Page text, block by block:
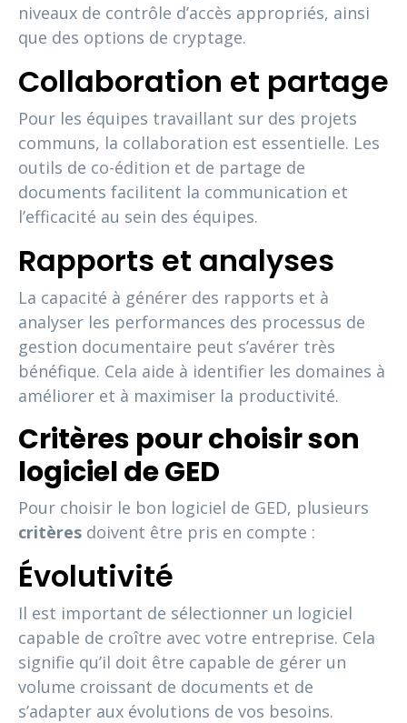
niveaux de contrôle d’accès appropriés, ainsi
que des options de cryptage.
Collaboration et partage
Pour les équipes travaillant sur des projets
communs, la collaboration est essentielle. Les
outils de co-édition et de partage de
documents facilitent la communication et
l’efficacité au sein des équipes.
Rapports et analyses
La capacité à générer des rapports et à
analyser les performances des processus de
gestion documentaire peut s’avérer très
bénéfique. Cela aide à identifier les domaines à
améliorer et à maximiser la productivité.
Critères pour choisir son
logiciel de GED
Pour choisir le bon logiciel de GED, plusieurs
critères doivent être pris en compte :
Évolutivité
Il est important de sélectionner un logiciel
capable de croître avec votre entreprise. Cela
signifie qu’il doit être capable de gérer un
volume croissant de documents et de
s’adapter aux évolutions de vos besoins.